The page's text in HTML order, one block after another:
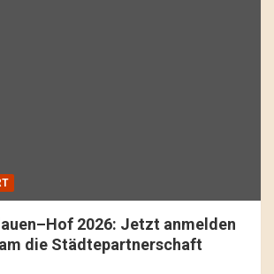
2026: Jetzt anmelden
die Städtepartnerschaft